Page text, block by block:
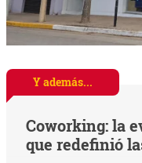
Y además...
Coworking: la
que redefinió